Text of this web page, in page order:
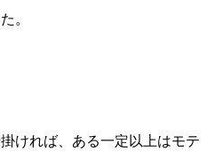
。
ければ、ある一定以上はモテ